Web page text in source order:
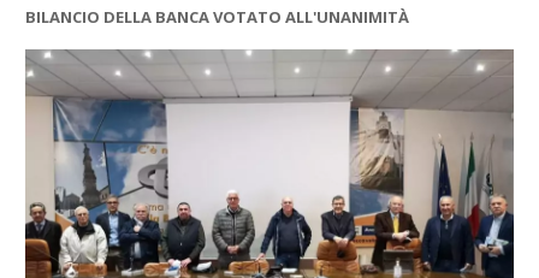
BILANCIO DELLA BANCA VOTATO ALL'UNANIMITÀ